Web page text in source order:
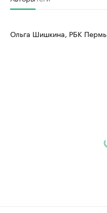
Ольга Шишкина, РБК Пермь